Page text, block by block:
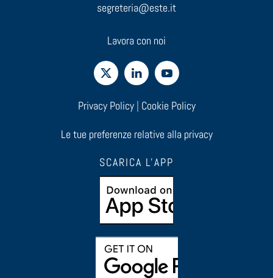
segreteria@este.it
Lavora con noi
Privacy Policy| Cookie Policy
Le tue preferenze relative alla privacy
SCARICA L'APP